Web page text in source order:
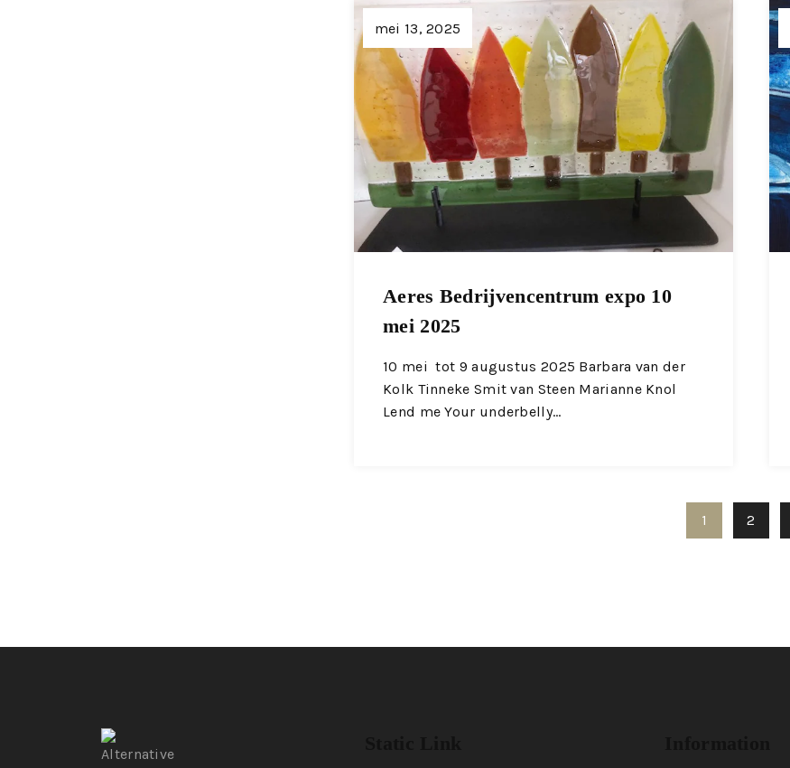
Aeres Bedrijvencentrum expo 10
mei 2025
mei 13, 2025
10 mei tot 9 augustus 2025 Barbara van der
Kolk Tinneke Smit van Steen Marianne Knol
Lend me Your underbelly…
1 2